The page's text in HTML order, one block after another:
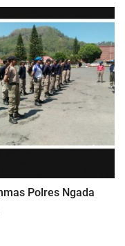
Polres Ngada